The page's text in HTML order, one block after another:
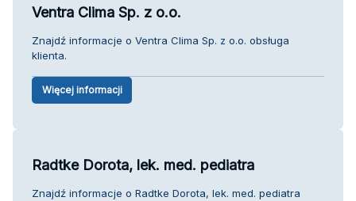
Ventra Clima Sp. z o.o.
Znajdź informacje o Ventra Clima Sp. z o.o. obsługa
klienta.
Więcej informacji
Radtke Dorota, lek. med. pediatra
Znajdź informacje o Radtke Dorota, lek. med. pediatra